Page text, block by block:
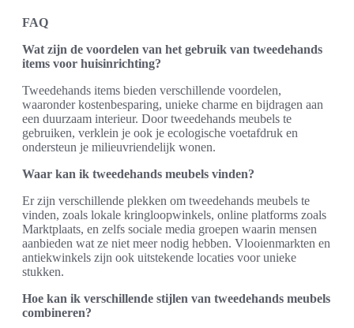
FAQ
Wat zijn de voordelen van het gebruik van tweedehands
items voor huisinrichting?
Tweedehands items bieden verschillende voordelen,
waaronder kostenbesparing, unieke charme en bijdragen aan
een duurzaam interieur. Door tweedehands meubels te
gebruiken, verklein je ook je ecologische voetafdruk en
ondersteun je milieuvriendelijk wonen.
Waar kan ik tweedehands meubels vinden?
Er zijn verschillende plekken om tweedehands meubels te
vinden, zoals lokale kringloopwinkels, online platforms zoals
Marktplaats, en zelfs sociale media groepen waarin mensen
aanbieden wat ze niet meer nodig hebben. Vlooienmarkten en
antiekwinkels zijn ook uitstekende locaties voor unieke
stukken.
Hoe kan ik verschillende stijlen van tweedehands meubels
combineren?